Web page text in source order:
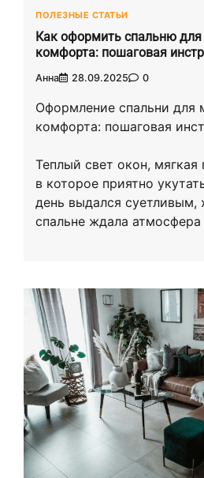
ПОЛЕЗНЫЕ СТАТЬИ
Как оформить спальню
комфорта: пошаговая
Анна 28.09.2025 0
Оформление спальни для
комфорта: пошаговая
Теплый свет окон,
в которое приятно
день выдался суетливым,
спальне ждала